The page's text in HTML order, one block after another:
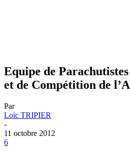
Equipe de
et de Compétition de
Par
Loïc TRIPIER
-
11 octobre 2012
6